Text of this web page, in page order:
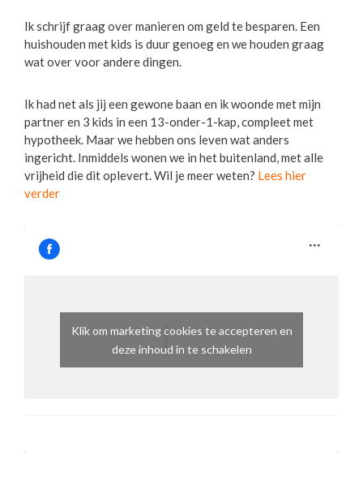
Ik schrijf graag over manieren om geld te besparen. Een
huishouden met kids is duur genoeg en we houden graag
wat over voor andere dingen.
Ik had net als jij een gewone baan en ik woonde met mijn
partner en 3 kids in een 13-onder-1-kap, compleet met
hypotheek. Maar we hebben ons leven wat anders
ingericht. Inmiddels wonen we in het buitenland, met alle
vrijheid die dit oplevert. Wil je meer weten? Lees hier
verder
Klik om marketing cookies te accepteren en
deze inhoud in te schakelen